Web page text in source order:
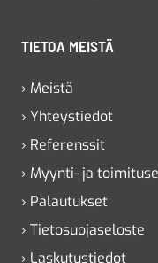
TIETOA MEISTÄ
› Meistä
› Yhteystiedot
› Referenssit
› Myynti- ja
› Palautukset
› Tietosuojaseloste
› Laskutustiedot